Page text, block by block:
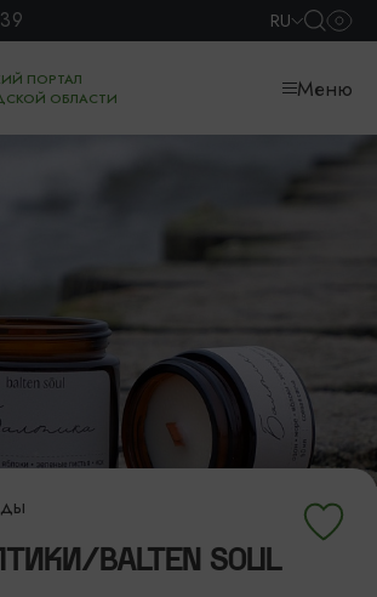
RU
ПОРТАЛ
ОБЛАСТИ
Меню
BALTEN SOUL